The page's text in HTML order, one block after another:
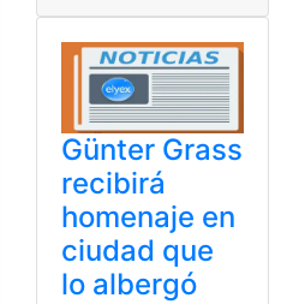
Günter Grass
recibirá
homenaje en
ciudad que
lo albergó